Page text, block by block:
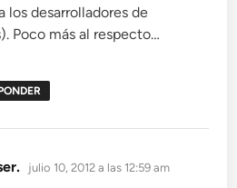
los desarrolladores de
Poco más al respecto…
dice:
julio 10, 2012 a las 12:59 am